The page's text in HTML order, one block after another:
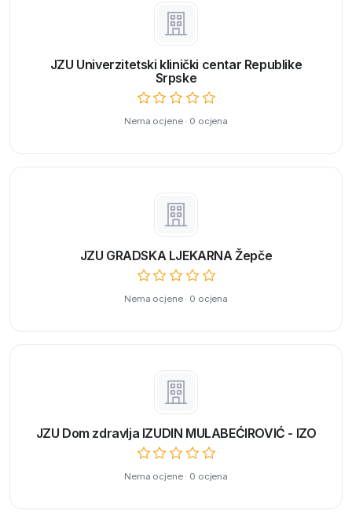
JZU Univerzitetski klinički centar Republike
Srpske
Nema ocjene · 0 ocjena
JZU GRADSKA LJEKARNA Žepče
Nema ocjene · 0 ocjena
JZU Dom zdravlja IZUDIN MULABEĆIROVIĆ - IZO
Nema ocjene · 0 ocjena